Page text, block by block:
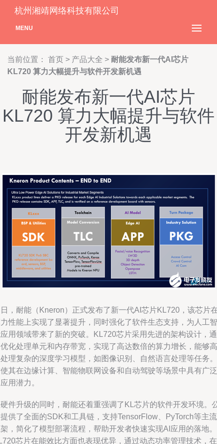
杭州湘靖网络科技有限公司
MENU
当前位置： 首页 > 产品大全 > 耐能发布新一代AI芯片
KL720 算力大幅提升与软件开发新机遇
耐能发布新一代AI芯片
KL720 算力大幅提升与软件
开发新机遇
，耐能（Kneron）正式发布了新一代AI芯片KL720，该芯片
性能上实现了显著提升，同时强化了软件生态支持，为人工智
用领域带来了新的突破。KL720芯片采用先进的架构设计，通
化处理单元和内存带宽，实现了高达数倍的算力增长，能够高
理复杂的深度学习模型，如图像识别、自然语言处理等任务。
其在边缘计算、智能物联网设备和自动驾驶等场景中具有广泛
用潜力。
件升级的同时，耐能还着重强调了KL芯片的软件开发环境。
供了全面的SDK和工具链，支持TensorFlow、PyTorch等主流
，简化了模型部署流程，帮助开发者快速实现AI应用的落地。
芯片在能效比方面也表现优异，通过动态功率管理技术，在